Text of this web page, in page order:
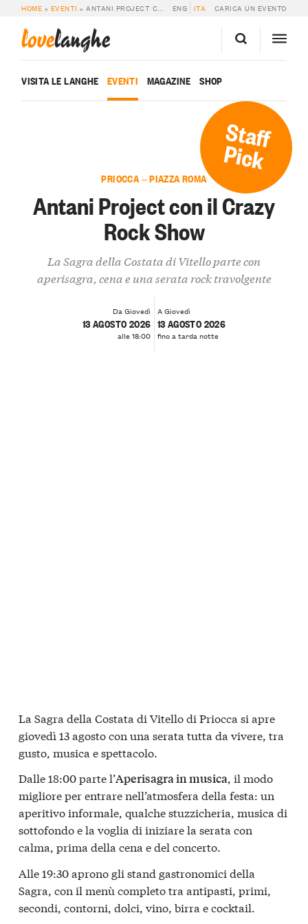
HOME » EVENTI »ANTANI PROJECT CON IL CRAZY ROCK SHOW ENG ITA CARICA UN EVENTO
lovelanghe
VISITA LE LANGHE EVENTI MAGAZINE SHOP
Staff
Pick
PRIOCCA — PIAZZA ROMA
Antani Project con il Crazy
Rock Show
La Sagra della Costata di Vitello parte con
aperisagra, cena e una serata rock travolgente
Da Giovedì
13 AGOSTO 2026
alle 18:00
A Giovedì
13 AGOSTO 2026
fino a tarda notte
La Sagra della Costata di Vitello di Priocca si apre
giovedì 13 agosto con una serata tutta da vivere, tra
gusto, musica e spettacolo.
Dalle 18:00 parte l’Aperisagra in musica, il modo
migliore per entrare nell’atmosfera della festa: un
aperitivo informale, qualche stuzzicheria, musica di
sottofondo e la voglia di iniziare la serata con
calma, prima della cena e del concerto.
Alle 19:30 aprono gli stand gastronomici della
Sagra, con il menù completo tra antipasti, primi,
secondi, contorni, dolci, vino, birra e cocktail.